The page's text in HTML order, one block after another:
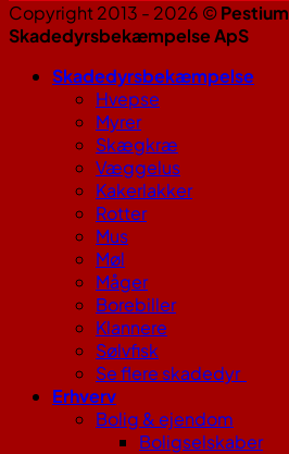
Copyright 2013 - 2026 ©Pestium
Skadedyrsbekæmpelse ApS
Skadedyrsbekæmpelse
Hvepse
Myrer
Skægkræ
Væggelus
Kakerlakker
Rotter
Mus
Møl
Måger
Borebiller
Klannere
Sølvfisk
Se flere skadedyr
Erhverv
Bolig & ejendom
Boligselskaber